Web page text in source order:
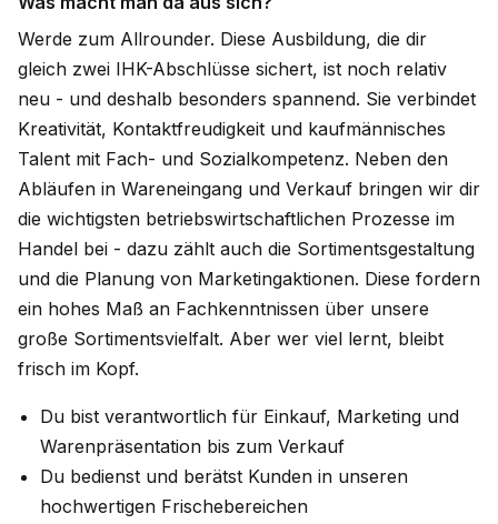
Werde zum Allrounder. Diese Ausbildung, die dir
gleich zwei IHK-Abschlüsse sichert, ist noch relativ
neu - und deshalb besonders spannend. Sie verbindet
Kreativität, Kontaktfreudigkeit und kaufmännisches
Talent mit Fach- und Sozialkompetenz. Neben den
Abläufen in Wareneingang und Verkauf bringen wir dir
die wichtigsten betriebswirtschaftlichen Prozesse im
Handel bei - dazu zählt auch die Sortimentsgestaltung
und die Planung von Marketingaktionen. Diese fordern
ein hohes Maß an Fachkenntnissen über unsere
große Sortimentsvielfalt. Aber wer viel lernt, bleibt
frisch im Kopf.
Du bist verantwortlich für Einkauf, Marketing und
Warenpräsentation bis zum Verkauf
Du bedienst und berätst Kunden in unseren
hochwertigen Frischebereichen